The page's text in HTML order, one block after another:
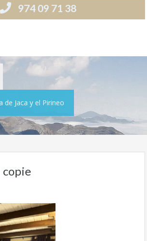
974 09 71 38
de Jaca y el Pirineo
copie